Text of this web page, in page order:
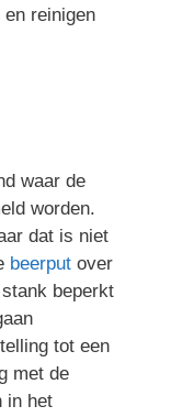
reinigen
waar de
worden.
dat is niet
beerput over
beperkt
tot een
met de
in het